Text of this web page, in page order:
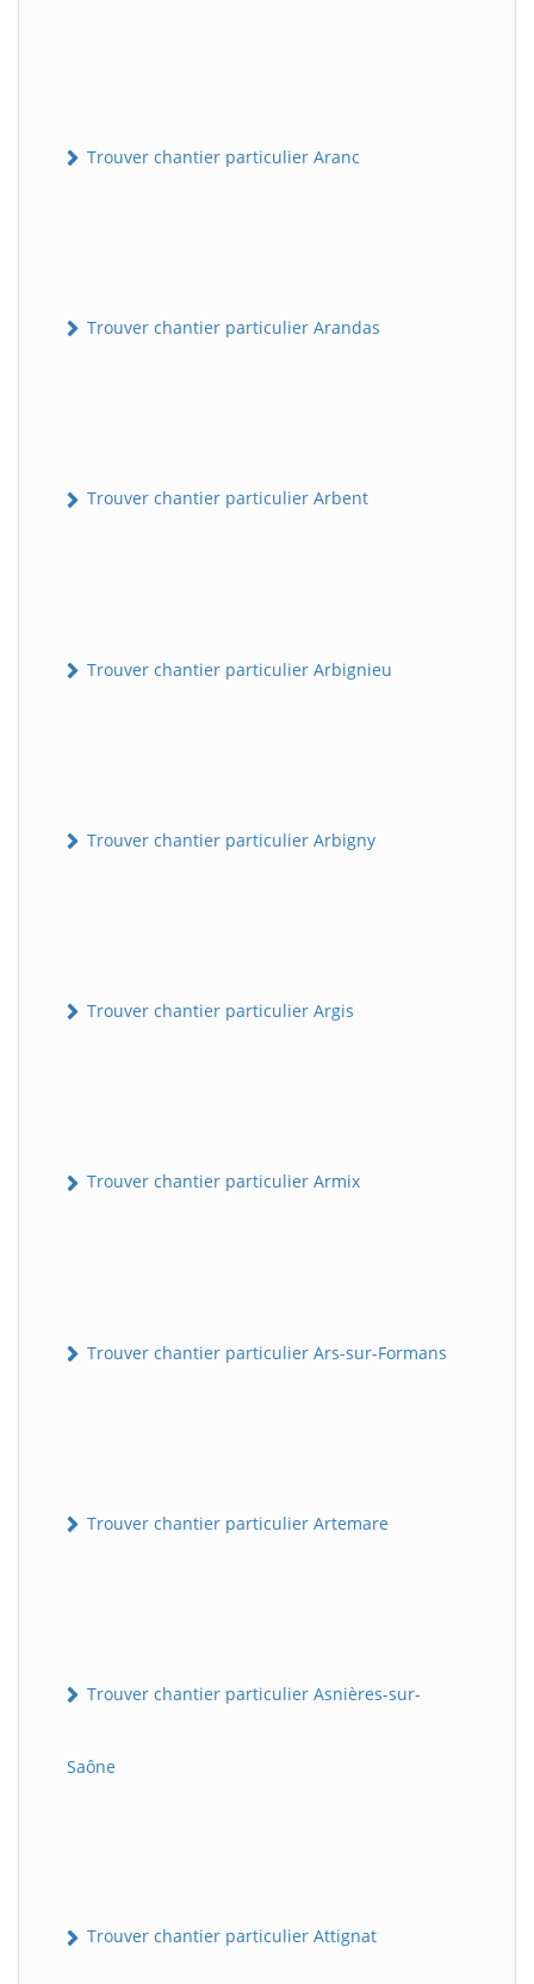
Trouver chantier particulier Aranc
Trouver chantier particulier Arandas
Trouver chantier particulier Arbent
Trouver chantier particulier Arbignieu
Trouver chantier particulier Arbigny
Trouver chantier particulier Argis
Trouver chantier particulier Armix
Trouver chantier particulier Ars-sur-Formans
Trouver chantier particulier Artemare
Trouver chantier particulier Asnières-sur-
Saône
Trouver chantier particulier Attignat